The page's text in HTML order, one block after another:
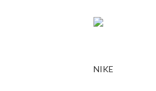
NIKE